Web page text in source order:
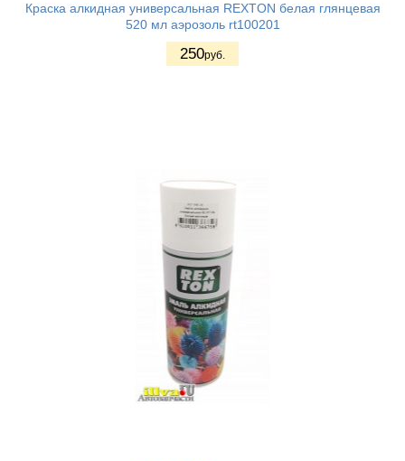
Краска алкидная универсальная REXTON белая глянцевая
520 мл аэрозоль rt100201
250руб.